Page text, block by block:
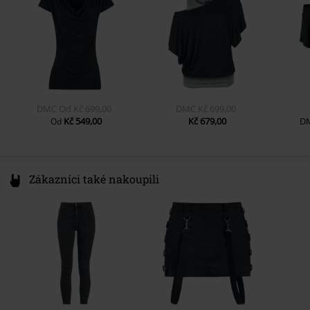
www.emp.de
DMC Od Kč 699,00
Od Kč 549,00
DMC Kč 699,00
Kč 679,00
Zákazníci také nakoupili